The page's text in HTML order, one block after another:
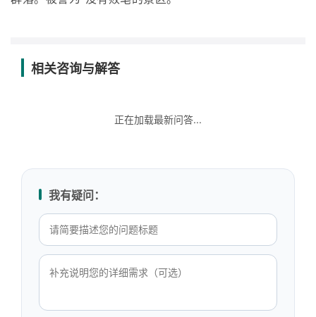
相关咨询与解答
正在加载最新问答...
我有疑问：